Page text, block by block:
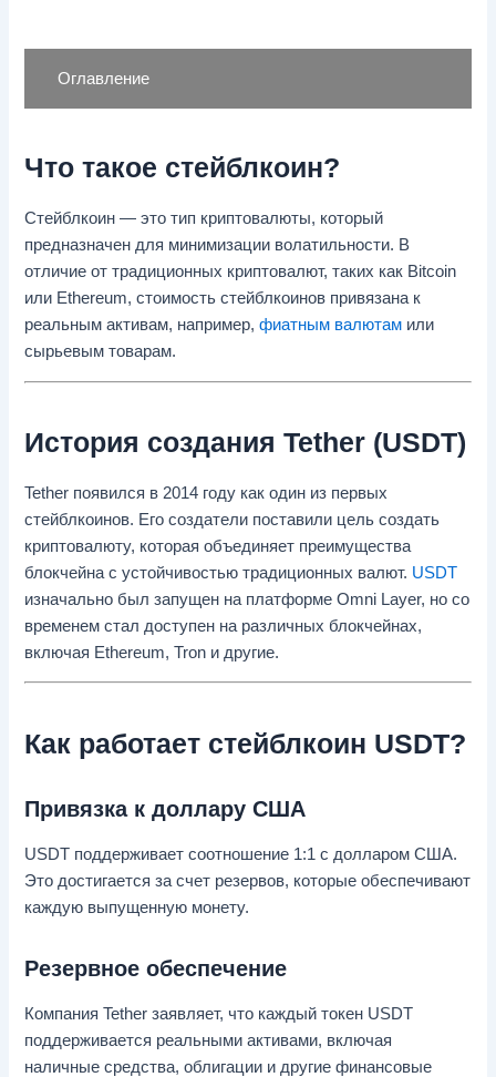
Оглавление
Что такое стейблкоин?
Стейблкоин — это тип криптовалюты, который
предназначен для минимизации волатильности. В
отличие от традиционных криптовалют, таких как Bitcoin
или Ethereum, стоимость стейблкоинов привязана к
реальным активам, например,фиатным валютам или
сырьевым товарам.
История создания Tether (USDT)
Tether появился в 2014 году как один из первых
стейблкоинов. Его создатели поставили цель создать
криптовалюту, которая объединяет преимущества
блокчейна с устойчивостью традиционных валют. USDT
изначально был запущен на платформе Omni Layer, но со
временем стал доступен на различных блокчейнах,
включая Ethereum, Tron и другие.
Как работает стейблкоин USDT?
Привязка к доллару США
USDT поддерживает соотношение 1:1 с долларом США.
Это достигается за счет резервов, которые обеспечивают
каждую выпущенную монету.
Резервное обеспечение
Компания Tether заявляет, что каждый токен USDT
поддерживается реальными активами, включая
наличные средства, облигации и другие финансовые